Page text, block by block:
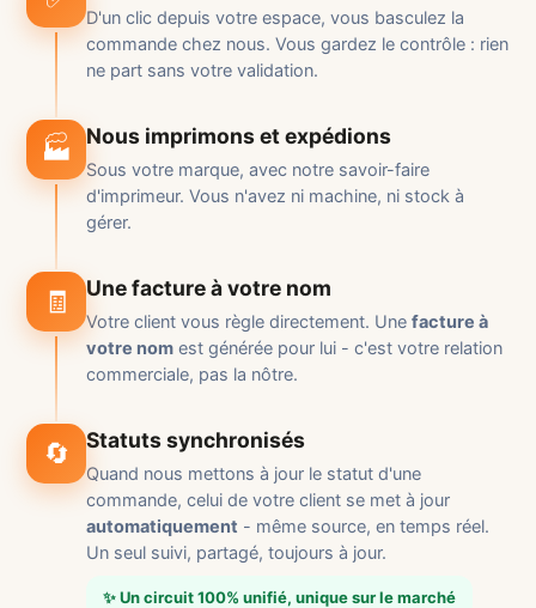
D'un clic depuis votre espace, vous basculez la
commande chez nous. Vous gardez le contrôle : rien
ne part sans votre validation.
🏭 Nous imprimons et expédions
Sous votre marque, avec notre savoir-faire
d'imprimeur. Vous n'avez ni machine, ni stock à
gérer.
🧾 Une facture à votre nom
Votre client vous règle directement. Une facture à
votre nom est générée pour lui - c'est votre relation
commerciale, pas la nôtre.
🔄 Statuts synchronisés
Quand nous mettons à jour le statut d'une
commande, celui de votre client se met à jour
automatiquement - même source, en temps réel.
Un seul suivi, partagé, toujours à jour.
✨ Un circuit 100% unifié, unique sur le marché